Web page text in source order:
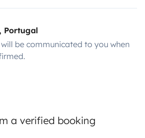
Portugal
be communicated to you when
a verified booking